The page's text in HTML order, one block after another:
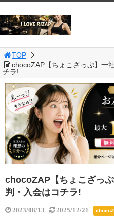
TOP
chocoZAP【ちょこざっぷ】一
チラ!
chocoZAP【ちょこざっ
判・入会はコチラ!
2023/08/13 2025/12/21